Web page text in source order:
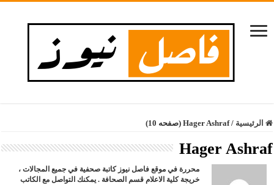
الرئيسية / Hager Ashraf (صفحه 10)
Hager Ashraf
محررة في موقع فاصل نيوز كاتبة صحفية في جميع المجالات ،
خريجة كلية الاعلام قسم الصحافة . يمكنك التواصل مع الكاتب